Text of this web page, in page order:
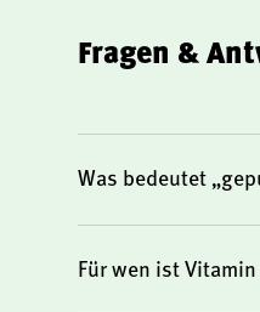
Vitamin C trägt zu
Fragen &
Was bedeutet
Für wen ist